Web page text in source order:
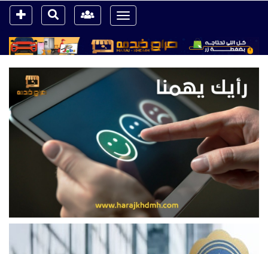
Toggle
navigation